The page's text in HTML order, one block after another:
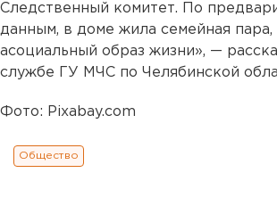
Следственный комитет. По
данным, в доме жила семейная
асоциальный образ жизни», —
службе ГУ МЧС по Челябинской
Фото: Pixabay.com
Общество